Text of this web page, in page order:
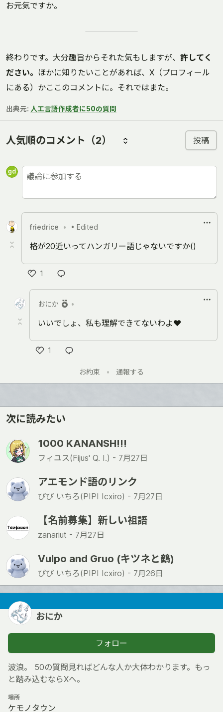
お元気ですか。
終わりです。大分趣旨からそれた気もしますが、 許してく
ださい。 ほかに知りたいことがあれば、X（プロフィール
にある）かここのコメントに。それではまた。
出典元: 人工言語作成者に50の質問
人気順のコメント （2） 投稿
friedrice • • Edited
格が20近いってハンガリー語じゃないですか()
1
Like
おにか
•
いいでしょ、私も理解できてないわよ❤
1
お約束
• 通報する
次に読みたい
1000 KANANSH!!!
フィユス(Fijus' Q. I.) - 7月27日
アエモンド語のリンク
ぴぴ いちろ(PIPI Icxiro) - 7月27日
【名前募集】新しい祖語
zanariut - 7月27日
Vulpo and Gruo (キツネと鶴)
ぴぴ いちろ(PIPI Icxiro) - 7月26日
おにか
フォロー
波浪。 50の質問見ればどんな人か大体わかります。もっ
と踏み込むならXへ。
場所
ケモノタウン